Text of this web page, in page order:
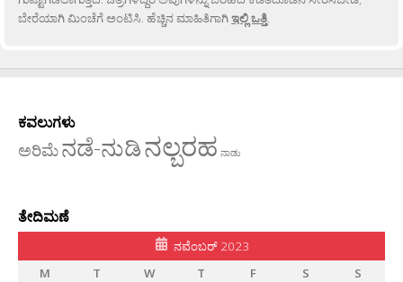
ಬೇರೆಯಾಗಿ ಮಿಂಚೆಗೆ ಅಂಟಿಸಿ. ಹೆಚ್ಚಿನ ಮಾಹಿತಿಗಾಗಿಇಲ್ಲಿ ಒತ್ತಿ.
ಕವಲುಗಳು
ಅರಿಮೆನಡೆ-ನುಡಿನಲ್ಬರಹ ನಾಡು
ತೇದಿಮಣೆ
ನವೆಂಬರ್ 2023
M
T W T F S
S